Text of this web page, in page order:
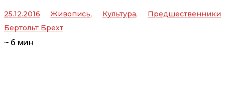
25.12.2016 Живопись, Культура, Предшественники
Бертольт Брехт
~ 6 мин